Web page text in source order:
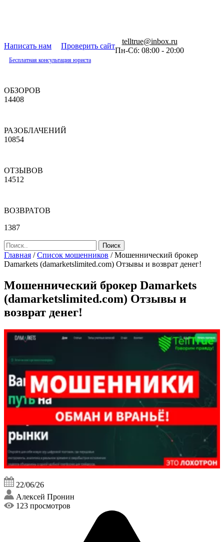
Написать нам Проверить сайт
telltrue@inbox.ru
Пн-Сб: 08:00 - 20:00
Бесплатная консультация юриста
ОБЗОРОВ
14408
РАЗОБЛАЧЕНИЙ
10854
ОТЗЫВОВ
14512
ВОЗВРАТОВ
1387
Главная /Список мошенников /Мошеннический брокер
Damarkets (damarketslimited.com) Отзывы и возврат денег!
Мошеннический брокер Damarkets
(damarketslimited.com) Отзывы и
возврат денег!
22/06/26
Алексей Пронин
123 просмотров